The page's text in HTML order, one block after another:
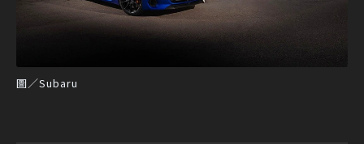
圖／Subaru